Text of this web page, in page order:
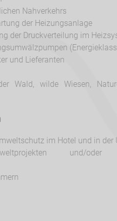
Nahverkehrs
der Heizungsanlage
der Druckverteilung im
und Lieferanten
Wald, wilde Wiesen,
im Hotel und in der
und/